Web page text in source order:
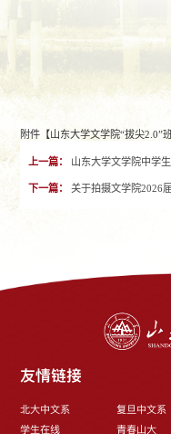
附件【山东大学文学院“拔尖2.0”
上一篇： 山东大学文学院中学
下一篇： 关于拍摄文学院2026
友情链接
北大中文系 复旦中文系
学生在线
青春山大